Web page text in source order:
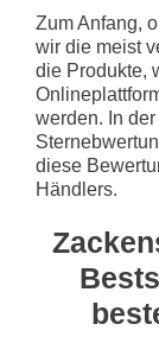
Zum Anfang,
wir die meist
die Produkte,
werden. In
diese
Händlers.